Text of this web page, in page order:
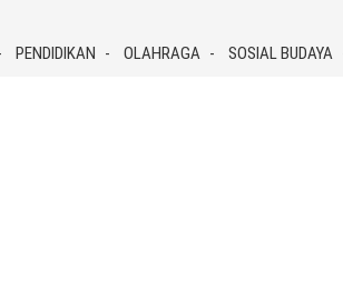
PENDIDIKAN OLAHRAGA SOSIAL BUDAYA